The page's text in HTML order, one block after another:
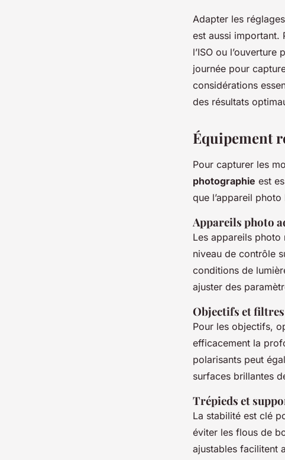
Adapter les
est aussi important.
l’ISO ou
journée pour
considérations
des résultats
Équipement
Pour capturer les
photographie est
que l’appareil
Appareils photo
Les appareils
niveau de contrôle
conditions de
ajuster des
Objectifs et
Pour les objectifs,
efficacement la
polarisants peut
surfaces brillantes
Trépieds et
La stabilité est clé
éviter les flous de
ajustables facilitent